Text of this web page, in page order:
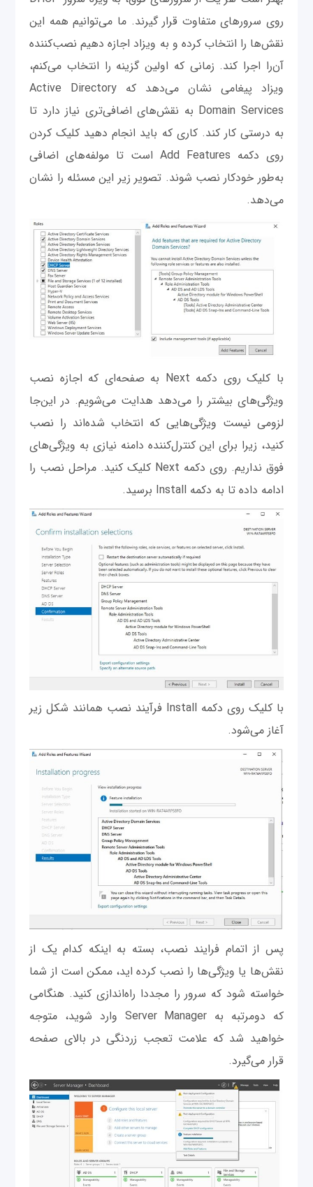
روی سرورهای متفاوت قرار گیرند. ما می‌توانیم همه این
نقش‌ها را انتخاب کرده و به ویزاد اجازه دهیم نصب‌کننده
آن‌را اجرا کند. زمانی که اولین گزینه را انتخاب می‌کنم،
ویزاد پیغامی نشان می‌دهد که Active Directory
Domain Services به نقش‌های اضافی‌تری نیاز دارد تا
به درستی کار کند. کاری که باید انجام دهید کلیک کردن
روی دکمه Add Features است تا مولفه‌های اضافی
به‌طور خودکار نصب شوند. تصویر زیر این مسئله را نشان
می‌دهد.
با کلیک روی دکمه Next به صفحه‌ای که اجازه نصب
ویژگی‌های بیشتر را می‌دهد هدایت می‌شویم. در این‌جا
لزومی نیست ویژگی‌هایی که انتخاب شده‌اند را نصب
کنید، زیرا برای این کنترل‌کننده دامنه‌ نیازی به ویژگی‌های
فوق نداریم. روی دکمه Next کلیک کنید. مراحل نصب را
ادامه داده تا به دکمه Install برسید.
با کلیک روی دکمه Install فرآیند نصب همانند شکل زیر
آغاز می‌شود.
پس از اتمام فرایند نصب، بسته به اینکه کدام یک از
نقش‌ها یا ویژگی‌ها را نصب کرده اید، ممکن است از شما
خواسته شود که سرور را مجددا راه‌اندازی کنید. هنگامی
که دومرتبه به Server Manager وارد شوید، متوجه
خواهید شد که علامت تعجب زردنگی در بالای صفحه
قرار می‌گیرد.